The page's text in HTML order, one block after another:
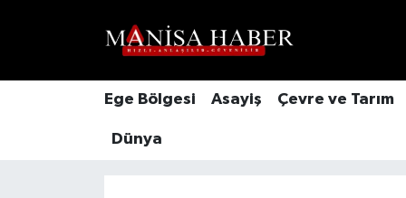
Ege Bölgesi Asayiş Çevre ve Tarım
Dünya